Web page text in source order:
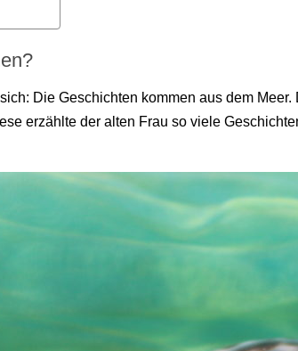
Die Geschichten kommen aus dem
erzählte der alten Frau so viele